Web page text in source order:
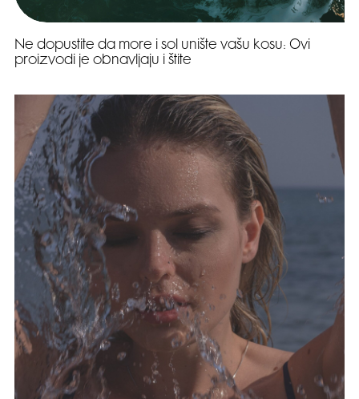
Ne dopustite da more i sol unište vašu kosu: Ovi
proizvodi je obnavljaju i štite